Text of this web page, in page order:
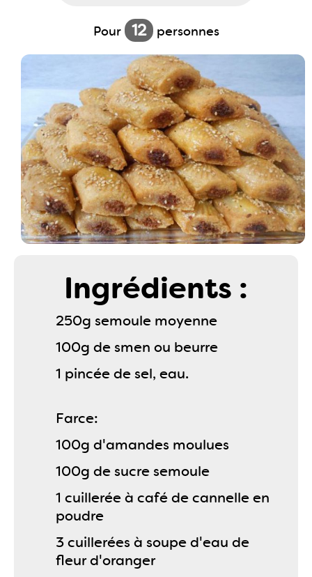
Pour 12 personnes
Ingrédients :
250g semoule moyenne
100g de smen ou beurre
1 pincée de sel, eau.
Farce:
100g d'amandes moulues
100g de sucre semoule
1 cuillerée à café de cannelle en
poudre
3 cuillerées à soupe d'eau de
fleur d'oranger